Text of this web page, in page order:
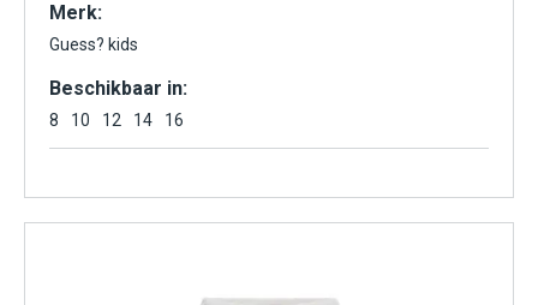
Merk:
Guess? kids
Beschikbaar in:
8 10 12 14 16